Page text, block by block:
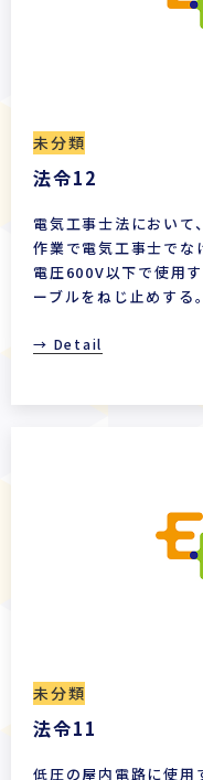
未分類
法令12
電気工事士法において
作業で電気工事士で
電圧600V以下で使用
ーブルをねじ止めする
→ Detail
未分類
法令11
低圧の屋内電路に使用